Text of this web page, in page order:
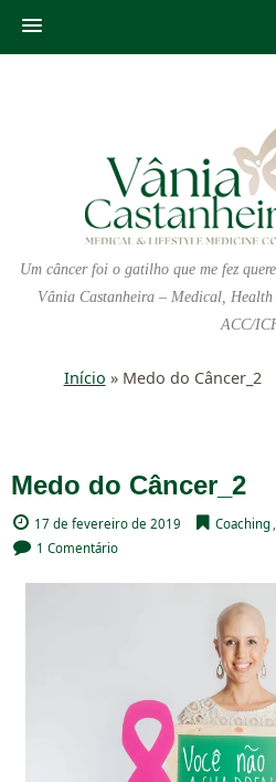
Um câncer foi o gatilho que me fez
Vânia Castanheira – Medical,
ACC/
Início » Medo do Câncer_2
Medo do Câncer_2
17 de fevereiro de 2019 Coaching ,
1 Comentário